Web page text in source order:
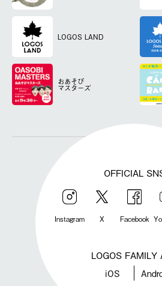
LOGOS LAND
おあそび
マスターズ
OFFICIAL
Instagram X Facebook
LOGOS FAMILY
iOS